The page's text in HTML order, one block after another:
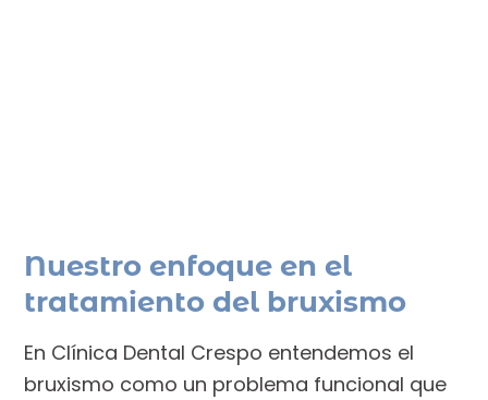
Nuestro enfoque en el
tratamiento del bruxismo
En Clínica Dental Crespo entendemos el
bruxismo como un problema funcional que